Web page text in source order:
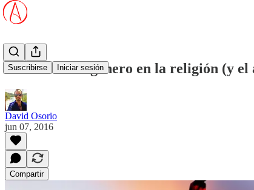
Suscribirse Iniciar sesión
La brecha de género en la religión (y el
David Osorio
jun 07, 2016
Compartir